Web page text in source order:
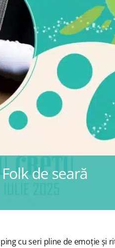
de seară
cu seri pline de emoție și